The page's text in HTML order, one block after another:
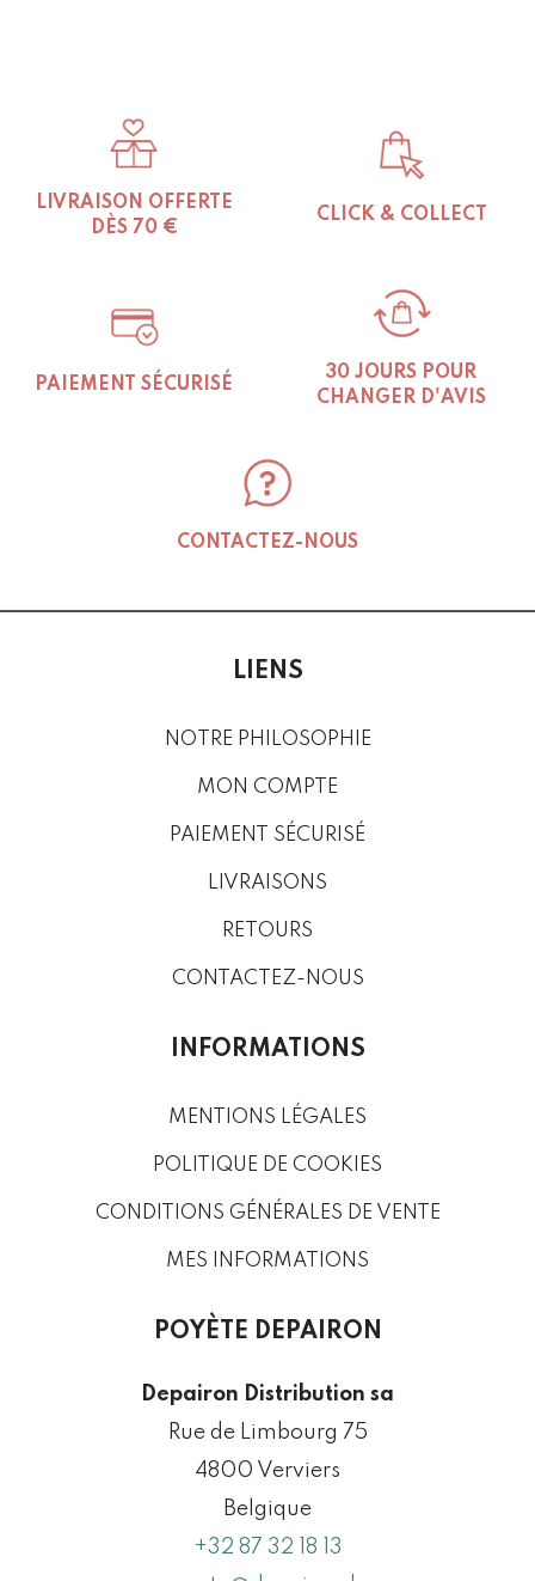
LIVRAISON OFFERTE
DÈS 70 €
CLICK & COLLECT
PAIEMENT SÉCURISÉ
30 JOURS POUR
CHANGER D'AVIS
CONTACTEZ-NOUS
LIENS
NOTRE PHILOSOPHIE
MON COMPTE
PAIEMENT SÉCURISÉ
LIVRAISONS
RETOURS
CONTACTEZ-NOUS
INFORMATIONS
MENTIONS LÉGALES
POLITIQUE DE COOKIES
CONDITIONS GÉNÉRALES DE VENTE
MES INFORMATIONS
POYÈTE DEPAIRON
Depairon Distribution sa
Rue de Limbourg 75
4800 Verviers
Belgique
+32 87 32 18 13